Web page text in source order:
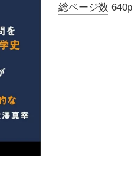
総ページ数 640p